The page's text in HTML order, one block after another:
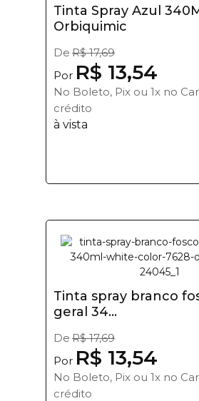
Tinta Spray Azul
Orbiquimic
De R$ 17,69
Por R$ 13,54
No Boleto, Pix ou 1x no
crédito
à vista
Tinta spray branco
geral 34...
De R$ 17,69
Por R$ 13,54
No Boleto, Pix ou 1x no
crédito